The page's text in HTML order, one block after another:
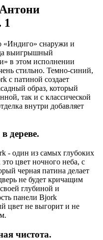
1
«Индиго» снаружи и
выигрышный
в этом исполнении
стильно. Темно-синий,
с патиной создает
образ, который
так и с классической
внутри добавляет
дереве.
- один из самых глубоких
цвет ночного неба, с
черная патина делает
не будет кричащим
глубиной и
панели Bjork
цвет не выгорит и не
чистота.